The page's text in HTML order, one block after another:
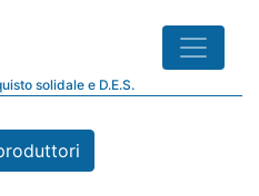
solidale e D.E.S.